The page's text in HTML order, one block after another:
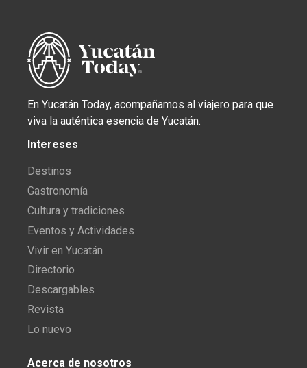
En Yucatán Today, acompañamos al viajero para que
viva la auténtica esencia de Yucatán.
Intereses
Destinos
Gastronomía
Cultura y tradiciones
Eventos y Actividades
Vivir en Yucatán
Directorio
Descargables
Revista
Lo nuevo
Acerca de nosotros